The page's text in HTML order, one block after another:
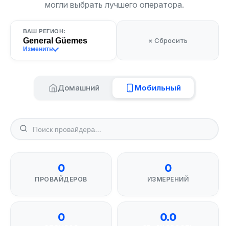
могли выбрать лучшего оператора.
ВАШ РЕГИОН:
General Güemes
Изменить
× Сбросить
Домашний Мобильный
0
ПРОВАЙДЕРОВ
0
ИЗМЕРЕНИЙ
0 0.0